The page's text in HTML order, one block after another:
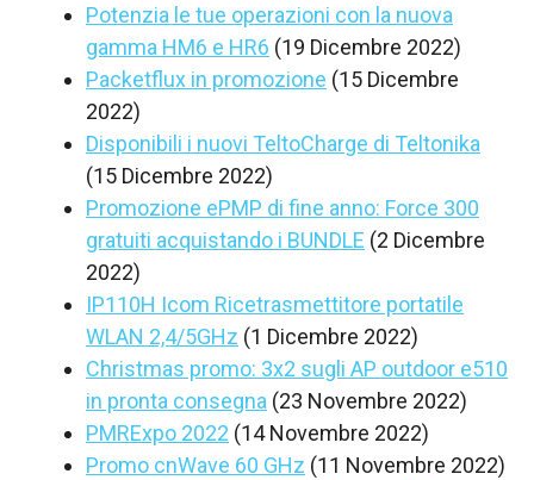
Potenzia le tue operazioni con la nuova
gamma HM6 e HR6 (19 Dicembre 2022)
Packetflux in promozione (15 Dicembre
2022)
Disponibili i nuovi TeltoCharge di Teltonika
(15 Dicembre 2022)
Promozione ePMP di fine anno: Force 300
gratuiti acquistando i BUNDLE (2 Dicembre
2022)
IP110H Icom Ricetrasmettitore portatile
WLAN 2,4/5GHz (1 Dicembre 2022)
Christmas promo: 3x2 sugli AP outdoor e510
in pronta consegna (23 Novembre 2022)
PMRExpo 2022 (14 Novembre 2022)
Promo cnWave 60 GHz (11 Novembre 2022)